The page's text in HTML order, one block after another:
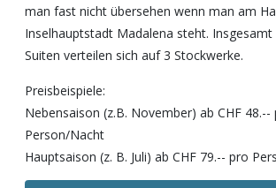
man fast nicht übersehen wenn man am
Inselhauptstadt Madalena steht.
Suiten verteilen sich auf 3 Stockwerke.
Preisbeispiele:
Nebensaison (z.B. November) ab CHF 48.--
Person/Nacht
Hauptsaison (z. B. Juli) ab CHF 79.-- pro